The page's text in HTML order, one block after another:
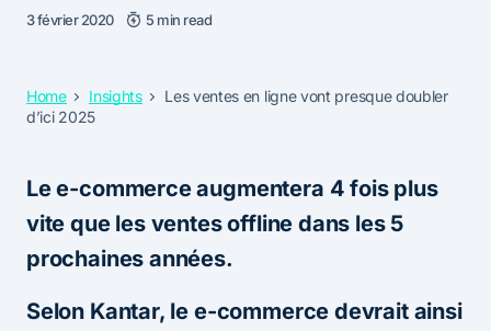
3 février 2020 5 min read
Home Insights
Les ventes en ligne vont presque doubler
d’ici 2025
Le e-commerce augmentera 4 fois plus
vite que les ventes offline dans les 5
prochaines années.
Selon Kantar, le e-commerce devrait ainsi